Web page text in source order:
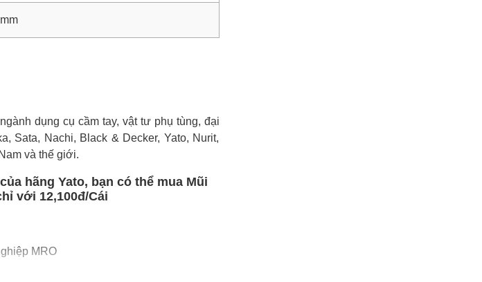
dụng cụ cầm tay, vật tư phụ tùng, đại
Sata, Nachi, Black & Decker, Yato, Nurit,
và thế giới.
hãng Yato, bạn có thể mua Mũi
với 12,100đ/Cái
MRO